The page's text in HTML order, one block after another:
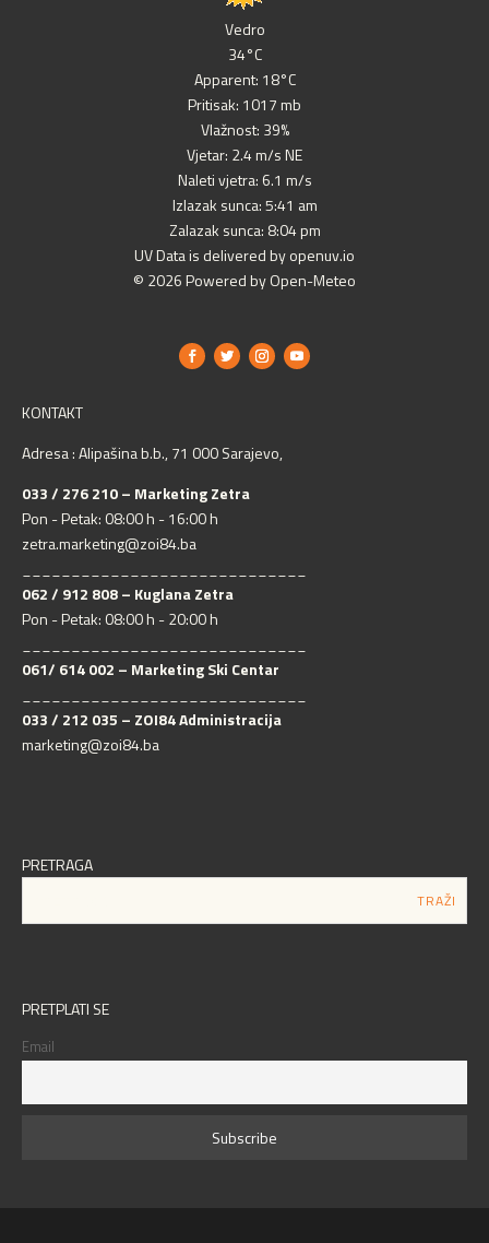
Vedro
34°C
Apparent: 18°C
Pritisak: 1017 mb
Vlažnost: 39%
Vjetar: 2.4 m/s NE
Naleti vjetra: 6.1 m/s
Izlazak sunca: 5:41 am
Zalazak sunca: 8:04 pm
UV Data is delivered by openuv.io
© 2026 Powered by Open-Meteo
KONTAKT
Adresa : Alipašina b.b., 71 000 Sarajevo,
033 / 276 210 – Marketing Zetra
Pon - Petak: 08:00 h - 16:00 h
zetra.marketing@zoi84.ba
062 / 912 808 – Kuglana Zetra
Pon - Petak: 08:00 h - 20:00 h
061/ 614 002 – Marketing Ski Centar
033 / 212 035 – ZOI84 Administracija
marketing@zoi84.ba
PRETRAGA
PRETPLATI SE
Email